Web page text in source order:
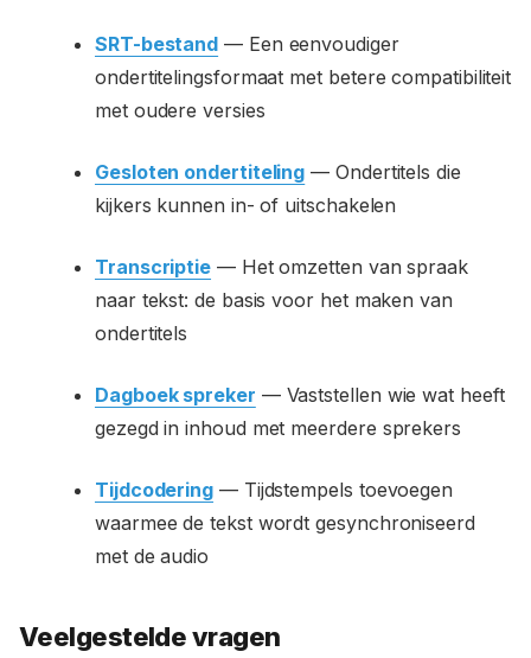
SRT-bestand — Een eenvoudiger
ondertitelingsformaat met betere compatibiliteit
met oudere versies
Gesloten ondertiteling — Ondertitels die
kijkers kunnen in- of uitschakelen
Transcriptie — Het omzetten van spraak
naar tekst: de basis voor het maken van
ondertitels
Dagboek spreker — Vaststellen wie wat heeft
gezegd in inhoud met meerdere sprekers
Tijdcodering — Tijdstempels toevoegen
waarmee de tekst wordt gesynchroniseerd
met de audio
Veelgestelde vragen